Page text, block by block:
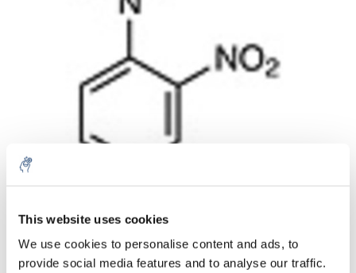
This website uses cookies
We use cookies to personalise content and ads, to
provide social media features and to analyse our traffic.
1 Stuk Excl. btw
€78,48
Incl. btw